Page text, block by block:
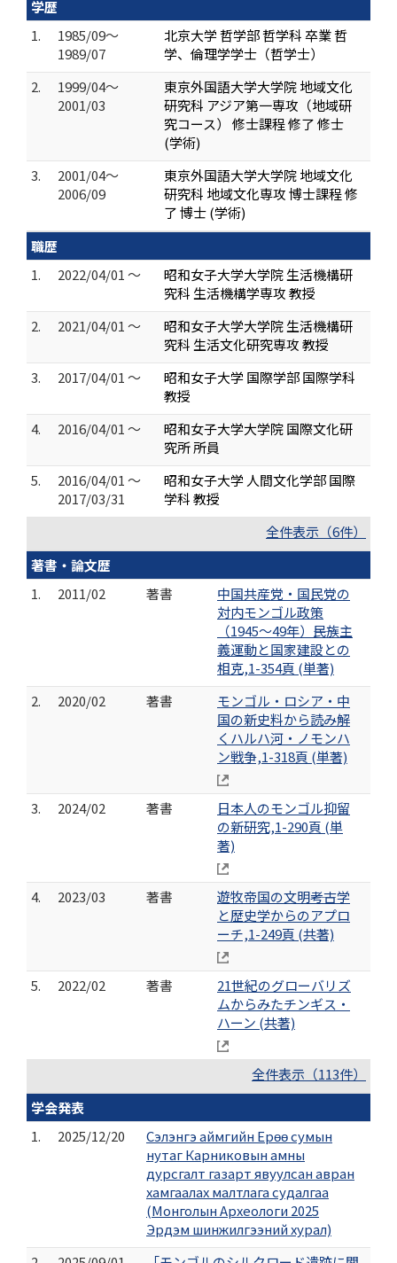
学歴
1.
1985/09～
1989/07
北京大学 哲学部 哲学科 卒業 哲
学、倫理学学士（哲学士）
2.
1999/04～
2001/03
東京外国語大学大学院 地域文化
研究科 アジア第一専攻（地域研
究コース） 修士課程 修了 修士
(学術)
3.
2001/04～
2006/09
東京外国語大学大学院 地域文化
研究科 地域文化専攻 博士課程 修
了 博士 (学術)
職歴
1.
2022/04/01 ～
昭和女子大学大学院 生活機構研
究科 生活機構学専攻 教授
2.
2021/04/01 ～
昭和女子大学大学院 生活機構研
究科 生活文化研究専攻 教授
3.
2017/04/01 ～
昭和女子大学 国際学部 国際学科
教授
4.
2016/04/01 ～
昭和女子大学大学院 国際文化研
究所 所員
5.
2016/04/01 ～
2017/03/31
昭和女子大学 人間文化学部 国際
学科 教授
全件表示（6件）
著書・論文歴
1.
2011/02 著書
中国共産党・国民党の
対内モンゴル政策
（1945～49年）――民族主
義運動と国家建設との
相克,1-354頁 (単著)
2.
2020/02 著書
モンゴル・ロシア・中
国の新史料から読み解
くハルハ河・ノモンハ
ン戦争,1-318頁 (単著)
3. 2024/02 著書
日本人のモンゴル抑留
の新研究,1-290頁 (単
著)
4. 2023/03 著書
遊牧帝国の文明――考古学
と歴史学からのアプロ
ーチ,1-249頁 (共著)
5. 2022/02 著書
21世紀のグローバリズ
ムからみたチンギス・
ハーン (共著)
全件表示（113件）
学会発表
1.
2025/12/20
Сэлэнгэ аймгийн Ерөө сумын
нутаг Карниковын амны
дурсгалт газарт явуулсан авран
хамгаалах малтлага судалгаа
(Монголын Археологи 2025
Эрдэм шинжилгээний хурал)